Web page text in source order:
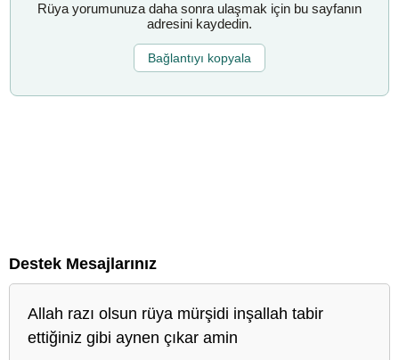
Rüya yorumunuza daha sonra ulaşmak için bu sayfanın
adresini kaydedin.
Bağlantıyı kopyala
Destek Mesajlarınız
Allah razı olsun rüya mürşidi inşallah tabir
ettiğiniz gibi aynen çıkar amin